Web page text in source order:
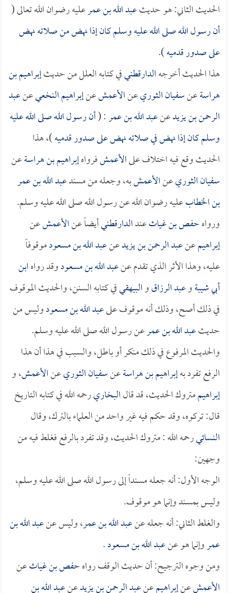
الحديث الثاني: هو حديثعبد الله بن عمرعليه رضوان الله تعالى (
أن رسول الله صلى الله عليه وسلم كان إذا نهض من صلاته نهض
على صدور قدميه).
هذا الحديث أخرجهالدارقطنيفي كتابه العلل من حديثإبراهيم بن
هراسةعنسفيان الثوريعنالأعمشعنإبراهيم النخعيعنعبد
الرحمن بن يزيدعنعبد الله بن عمر: (أن رسول الله صلى الله عليه
وسلم كان إذا نهض في صلاته نهض على صدور قدميه)، هذا
الحديث وقع فيه اختلاف علىالأعمشفرواهإبراهيم بن هراسةعن
سفيان الثوريعنالأعمشبه، وجعله من مسندعبد الله بن عمر
بن الخطابعليه رضوان الله عن رسول الله صلى الله عليه وسلم.
ورواهحفص بن غياثعندالدارقطنيأيضاً عنالأعمشعن
إبراهيمعنعبد الرحمن بن يزيدعنعبد الله بن مسعودموقوفاً
عليه، وهذا الأثر الذي تقدم عنعبد الله بن مسعودوقد رواهابن
أبي شيبةوعبد الرزاقوالبيهقيفي كتابه السنن، والحديث الموقوف
في ذلك أصح، وذلك أنه موقوف علىعبد الله بن مسعودوليس من
حديثعبد الله بن عمرعن رسول الله صلى الله عليه وسلم.
والحديث المرفوع في ذلك منكر أو باطل، والسبب في هذا أن هذا
الرفع تفرد بهإبراهيم بن هراسةعنسفيان الثوريعنالأعمش، و
إبراهيممتروك الحديث، قد قالالبخاريرحمه الله في كتابه التاريخ
قال: تركوه، وقد حكم فيه غير واحد من العلماء بالترك، وقال
النسائيرحمه الله : متروك الحديث، وقد تفرد بالرفع فغلط فيه من
وجهين:
الوجه الأول: أنه جعله مسنداً إلى رسول الله صلى الله عليه وسلم،
وليس بمسند وإنما هو موقوف.
والغلط الثاني: أنه جعله عنعبد الله بن عمر، وليس عنعبد الله بن
عمروإنما هو عنعبد الله بن مسعود.
ومن وجوه الترجيح: أن حديث الوقف رواهحفص بن غياثعن
الأعمشعنإبراهيمعنعبد الرحمن بن يزيدعنعبد الله بن